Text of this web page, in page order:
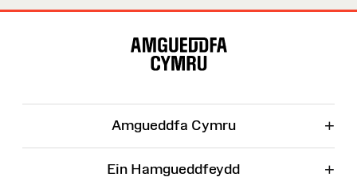
Amgueddfa Cymru +
Ein Hamgueddfeydd +